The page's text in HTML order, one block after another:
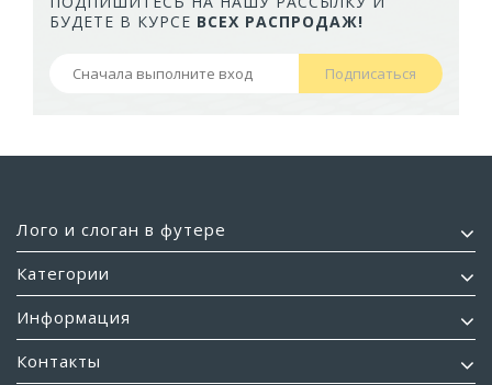
БУДЕТЕ В КУРСЕ ВСЕХ РАСПРОДАЖ!
Подписаться
Лого и слоган в футере
Категории
Информация
Контакты